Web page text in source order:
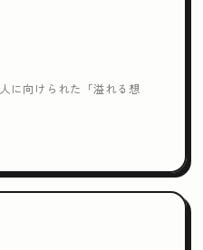
に向けられた「溢れる想